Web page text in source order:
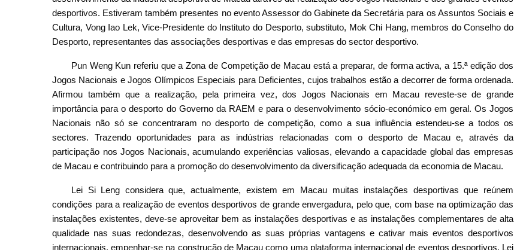
desportivos. Estiveram também presentes no evento Assessor do Gabinete da Secretária para os Assuntos Sociais e
Cultura, Vong Iao Lek, Vice-Presidente do Instituto do Desporto, substituto, Mok Chi Hang, membros do Conselho do
Desporto, representantes das associações desportivas e das empresas do sector desportivo.
Pun Weng Kun referiu que a Zona de Competição de Macau está a preparar, de forma activa, a 15.ª edição dos
Jogos Nacionais e Jogos Olímpicos Especiais para Deficientes, cujos trabalhos estão a decorrer de forma ordenada.
Afirmou também que a realização, pela primeira vez, dos Jogos Nacionais em Macau reveste-se de grande
importância para o desporto do Governo da RAEM e para o desenvolvimento sócio-económico em geral. Os Jogos
Nacionais não só se concentraram no desporto de competição, como a sua influência estendeu-se a todos os
sectores. Trazendo oportunidades para as indústrias relacionadas com o desporto de Macau e, através da
participação nos Jogos Nacionais, acumulando experiências valiosas, elevando a capacidade global das empresas
de Macau e contribuindo para a promoção do desenvolvimento da diversificação adequada da economia de Macau.
Lei Si Leng considera que, actualmente, existem em Macau muitas instalações desportivas que reúnem
condições para a realização de eventos desportivos de grande envergadura, pelo que, com base na optimização das
instalações existentes, deve-se aproveitar bem as instalações desportivas e as instalações complementares de alta
qualidade nas suas redondezas, desenvolvendo as suas próprias vantagens e cativar mais eventos desportivos
internacionais, empenhar-se na construção de Macau como uma plataforma internacional de eventos desportivos. Lei